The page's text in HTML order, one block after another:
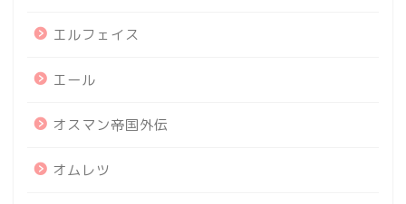
エルフェイス
エール
オスマン帝国外伝
オムレツ